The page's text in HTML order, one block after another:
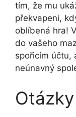
tím, že mu
překvapeni,
oblíbená hra!
do vašeho
spořicím účtu,
neúnavný